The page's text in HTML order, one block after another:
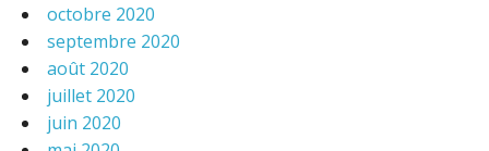
octobre 2020
septembre 2020
août 2020
juillet 2020
juin 2020